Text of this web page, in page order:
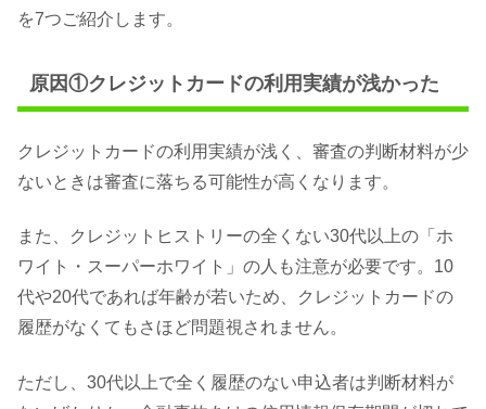
を7つご紹介します。
原因①クレジットカードの利用実績が浅かった
クレジットカードの利用実績が浅く、審査の判断材料が少
ないときは審査に落ちる可能性が高くなります。
また、クレジットヒストリーの全くない30代以上の「ホ
ワイト・スーパーホワイト」の人も注意が必要です。10
代や20代であれば年齢が若いため、クレジットカードの
履歴がなくてもさほど問題視されません。
ただし、30代以上で全く履歴のない申込者は判断材料が